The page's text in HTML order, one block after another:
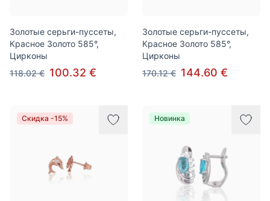
Золотые серьги-пуссеты,
Красное Золото 585°,
Цирконы
118.02 € 100.32 €
Золотые серьги-пуссеты,
Красное Золото 585°,
Цирконы
170.12 € 144.60 €
Скидка -15% Новинка